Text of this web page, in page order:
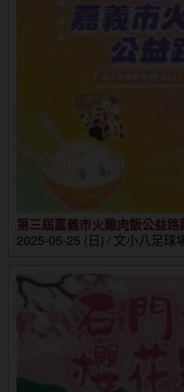
第三屆嘉義市火雞肉飯公益路
2025-05-25 (日) / 文小八足球